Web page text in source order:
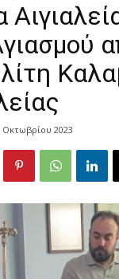
Οκτωβρίου 2023